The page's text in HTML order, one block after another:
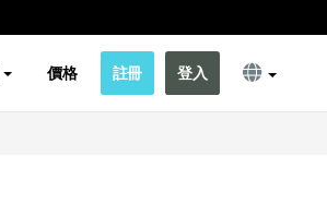
價格 註冊 登入